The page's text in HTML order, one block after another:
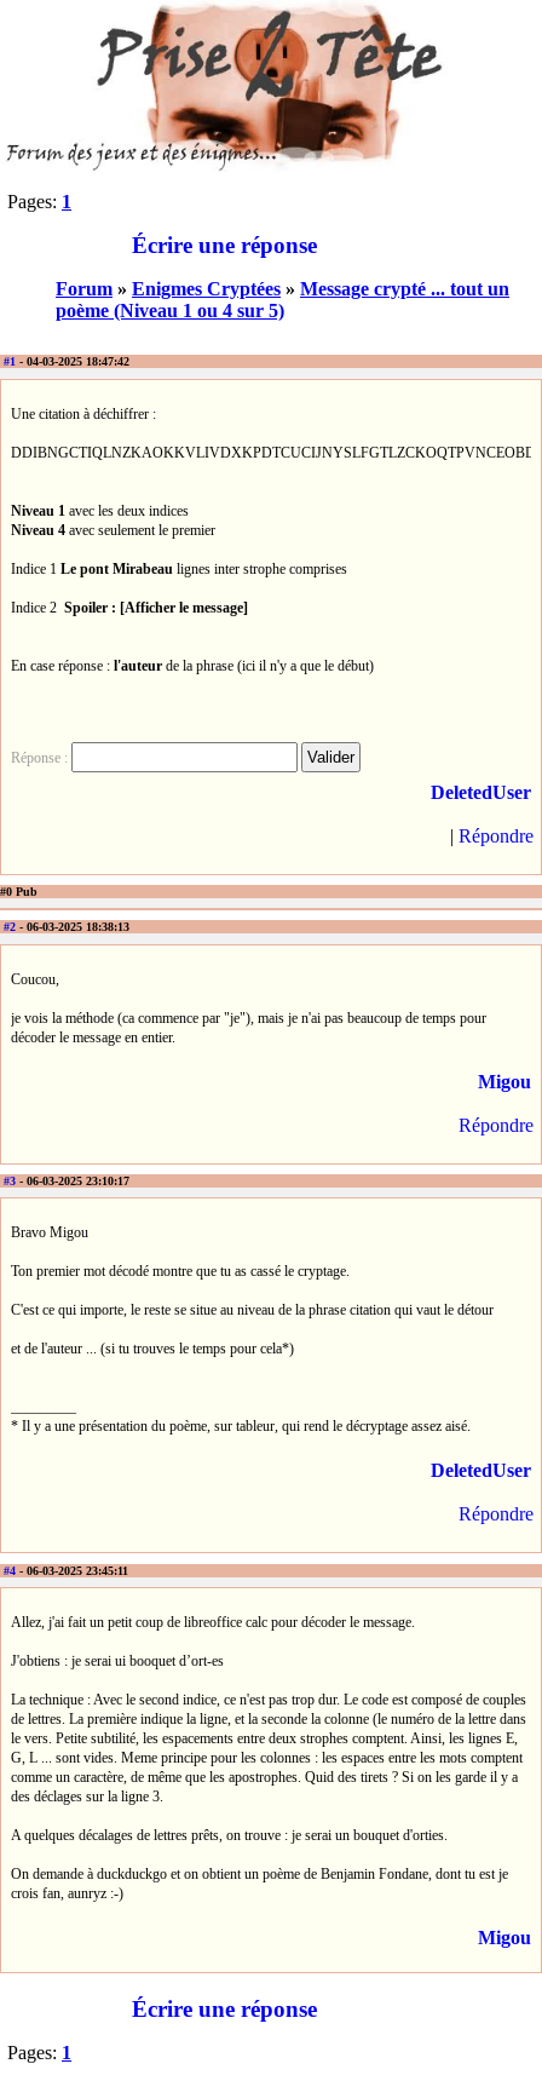
Pages: 1
Écrire une réponse
Forum » Enigmes Cryptées » Message crypté ... tout un
poème (Niveau 1 ou 4 sur 5)
#1 - 04-03-2025 18:47:42
Une citation à déchiffrer :
Niveau 1 avec les deux indices
Niveau 4 avec seulement le premier
Indice 1 Le pont Mirabeau lignes inter strophe comprises
Indice 2 Spoiler : [Afficher le message]
En case réponse : l'auteur de la phrase (ici il n'y a que le début)
Réponse :
DeletedUser
| Répondre
#0 Pub
#2 - 06-03-2025 18:38:13
Coucou,
je vois la méthode (ca commence par "je"), mais je n'ai pas beaucoup de temps pour
décoder le message en entier.
Migou
Répondre
#3 - 06-03-2025 23:10:17
Bravo Migou
Ton premier mot décodé montre que tu as cassé le cryptage.
C'est ce qui importe, le reste se situe au niveau de la phrase citation qui vaut le détour
et de l'auteur ... (si tu trouves le temps pour cela*)
* Il y a une présentation du poème, sur tableur, qui rend le décryptage assez aisé.
DeletedUser
Répondre
#4 - 06-03-2025 23:45:11
Allez, j'ai fait un petit coup de libreoffice calc pour décoder le message.
J'obtiens : je serai ui booquet d’ort-es
La technique : Avec le second indice, ce n'est pas trop dur. Le code est composé de couples
de lettres. La première indique la ligne, et la seconde la colonne (le numéro de la lettre dans
le vers. Petite subtilité, les espacements entre deux strophes comptent. Ainsi, les lignes E,
G, L ... sont vides. Meme principe pour les colonnes : les espaces entre les mots comptent
comme un caractère, de même que les apostrophes. Quid des tirets ? Si on les garde il y a
des déclages sur la ligne 3.
A quelques décalages de lettres prêts, on trouve : je serai un bouquet d'orties.
On demande à duckduckgo et on obtient un poème de Benjamin Fondane, dont tu est je
crois fan, aunryz :-)
Migou
Écrire une réponse
Pages: 1